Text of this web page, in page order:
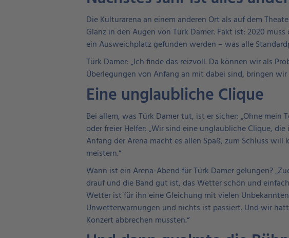
Die Kulturarena an einem anderen Ort als auf dem
Glanz in den Augen von Türk Damer. Fakt ist: 2020
ein Ausweichplatz gefunden werden – was alle
Türk Damer: „Ich finde das reizvoll. Da können wir als
Überlegungen von Anfang an mit dabei sind, bringen wir
Eine unglaubliche Clique
Bei allem, was Türk Damer tut, ist er sicher: „Ohne
oder freier Helfer: „Wir sind eine unglaubliche Clique,
Anfang der Arena macht es allen Spaß, zum Schluss
meistern.“
Wann ist ein Arena-Abend für Türk Damer gelungen?
drauf und die Band gut ist, das Wetter schön und
Wetter ist für ihn eine Gleichung mit vielen
Unwetterwarnungen und nichts ist passiert. Und wir
Konzert abbrechen mussten.“